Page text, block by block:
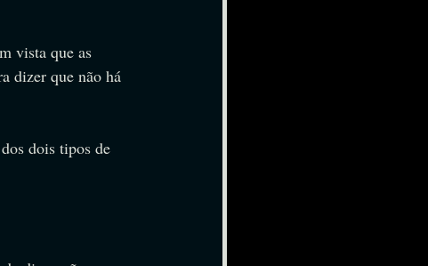
vista que as
dizer que não há
dois tipos de